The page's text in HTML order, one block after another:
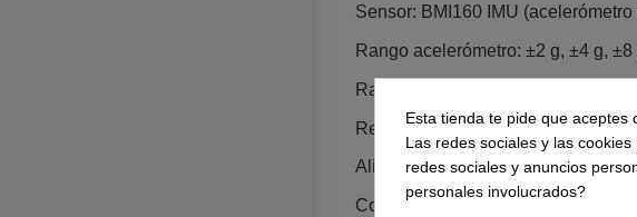
Sensor: BMI160 IMU
Rango acelerómetro: ±2 g, ±4 g,
Rango giroscopio: ±125 °/s a
Resolución: 16 bits en
Alimentación del chip: 1,71 V a 3,6
Consumo de corriente: ≈0,9–0,95
Esta tienda te pide que aceptes
Las redes sociales y las
redes sociales y anuncios
personales involucrados?